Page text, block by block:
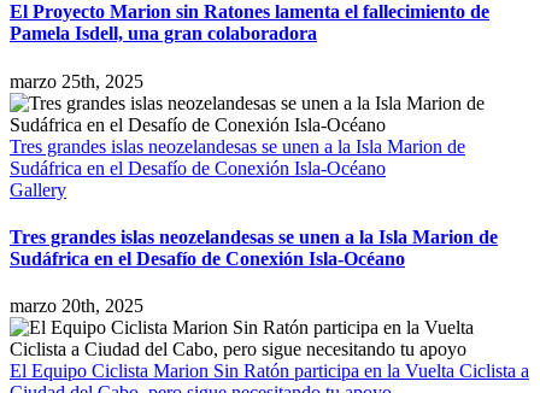
El Proyecto Marion sin Ratones lamenta el fallecimiento de
Pamela Isdell, una gran colaboradora
marzo 25th, 2025
Tres grandes islas neozelandesas se unen a la Isla Marion de
Sudáfrica en el Desafío de Conexión Isla-Océano
Gallery
Tres grandes islas neozelandesas se unen a la Isla Marion de
Sudáfrica en el Desafío de Conexión Isla-Océano
marzo 20th, 2025
El Equipo Ciclista Marion Sin Ratón participa en la Vuelta Ciclista a